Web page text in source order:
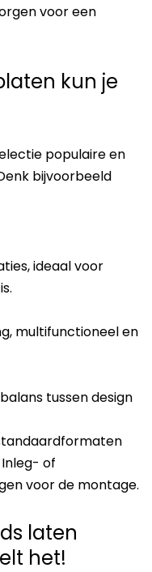
voor een
kun je
populaire en
bijvoorbeeld
ideaal voor
multifunctioneel en
tussen design
Inleg- of
voor de montage.
laten
het!